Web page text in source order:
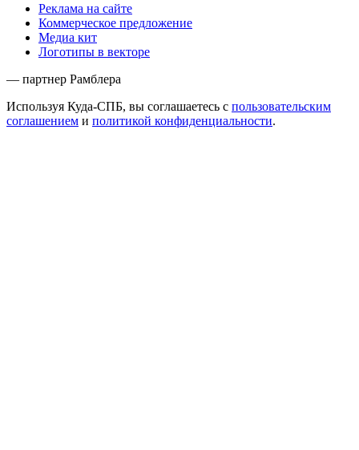
Реклама на сайте
Коммерческое предложение
Медиа кит
Логотипы в векторе
— партнер Рамблера
Используя Куда-СПБ, вы соглашаетесь с пользовательским
соглашением и политикой конфиденциальности.